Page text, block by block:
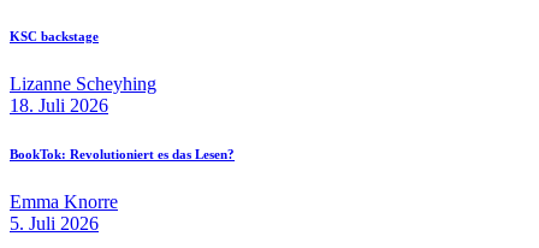
KSC backstage
Lizanne Scheyhing
18. Juli 2026
BookTok: Revolutioniert es das Lesen?
Emma Knorre
5. Juli 2026